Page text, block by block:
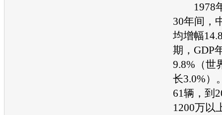
1978年
30年间，
均增幅
期，GDP
9.8%（世
长3.0%）
61辆，到
1200万以